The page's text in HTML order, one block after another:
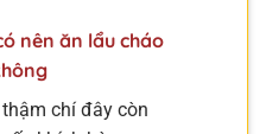
nên ăn lẩu cháo
thậm chí đây còn